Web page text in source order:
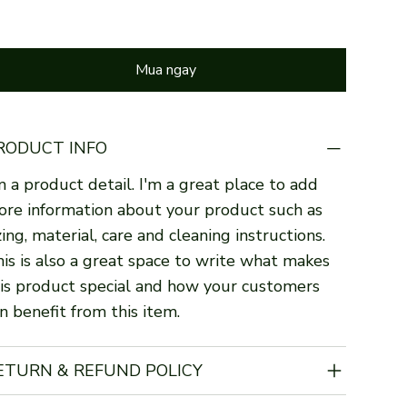
Mua ngay
INFO
a product detail. I'm a great place to add
information about your product such as
material, care and cleaning instructions.
is also a great space to write what makes
product special and how your customers
benefit from this item.
& REFUND POLICY